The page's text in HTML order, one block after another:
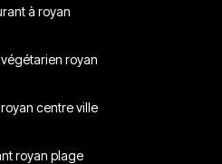
à royan
royan
centre ville
royan plage